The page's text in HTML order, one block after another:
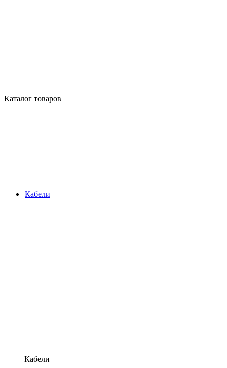
Каталог товаров
Кабели
Кабели